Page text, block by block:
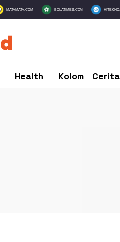
MATAMATA.COM BOLATIMES.COM
Health Kolom Cerita